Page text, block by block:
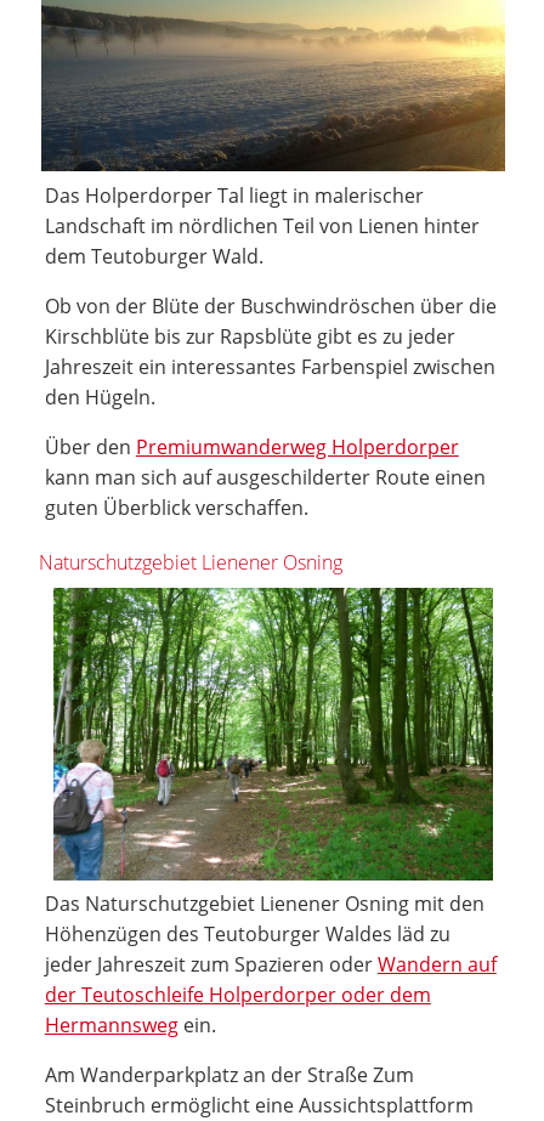
Das Holperdorper Tal liegt in malerischer
Landschaft im nördlichen Teil von Lienen hinter
dem Teutoburger Wald.
Ob von der Blüte der Buschwindröschen über die
Kirschblüte bis zur Rapsblüte gibt es zu jeder
Jahreszeit ein interessantes Farbenspiel zwischen
den Hügeln.
Über den Premiumwanderweg Holperdorper
kann man sich auf ausgeschilderter Route einen
guten Überblick verschaffen.
Naturschutzgebiet Lienener Osning
Das Naturschutzgebiet Lienener Osning mit den
Höhenzügen des Teutoburger Waldes läd zu
jeder Jahreszeit zum Spazieren oderWandern auf
der Teutoschleife Holperdorper oder dem
Hermannswegein.
Am Wanderparkplatz an der Straße Zum
Steinbruch ermöglicht eine Aussichtsplattform